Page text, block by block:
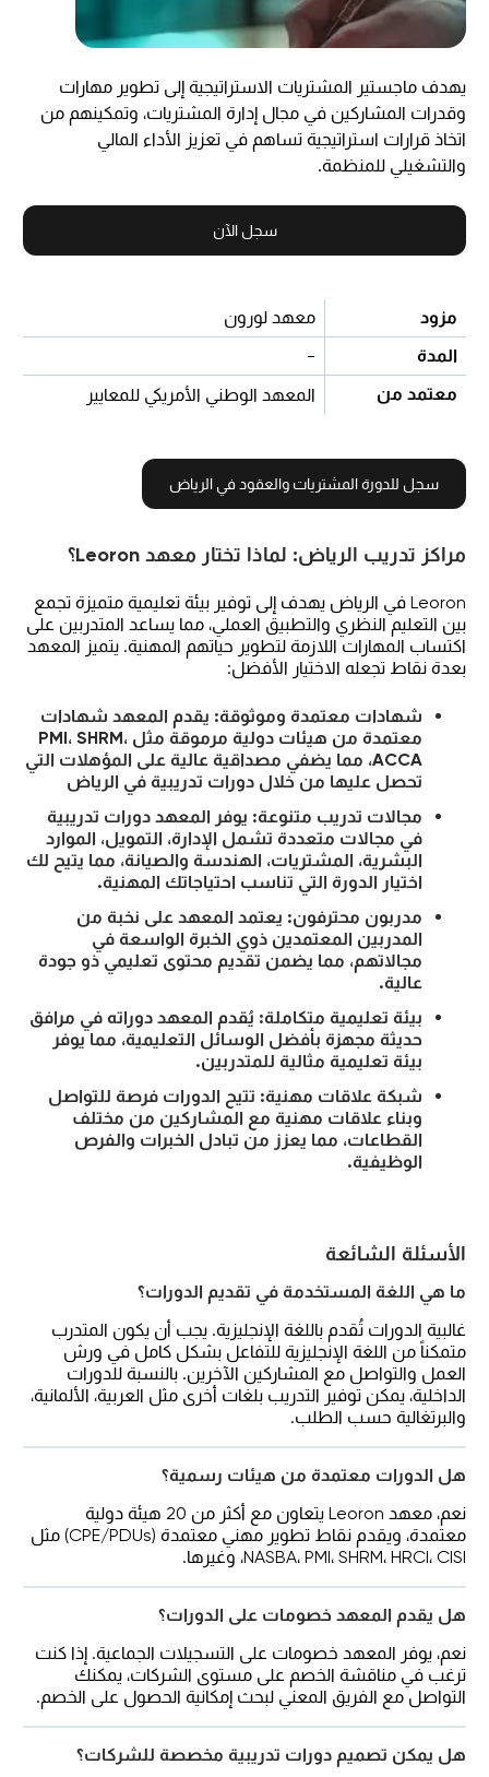
يهدف ماجستير المشتريات الاستراتيجية إلى تطوير مهارات
وقدرات المشاركين في مجال إدارة المشتريات، وتمكينهم من
اتخاذ قرارات استراتيجية تساهم في تعزيز الأداء المالي
والتشغيلي للمنظمة.
سجل الآن
مزود
معهد لورون
المدة
-
معتمد من
المعهد الوطني الأمريكي للمعايير
سجل للدورة المشتريات والعقود في الرياض
مراكز تدريب الرياض: لماذا تختار معهد Leoron؟
Leoron في الرياض يهدف إلى توفير بيئة تعليمية متميزة تجمع
بين التعليم النظري والتطبيق العملي، مما يساعد المتدربين على
اكتساب المهارات اللازمة لتطوير حياتهم المهنية. يتميز المعهد
بعدة نقاط تجعله الاختيار الأفضل:
شهادات معتمدة وموثوقة: يقدم المعهد شهادات
معتمدة من هيئات دولية مرموقة مثل PMI، SHRM،
ACCA، مما يضفي مصداقية عالية على المؤهلات التي
تحصل عليها من خلال دورات تدريبية في الرياض
مجالات تدريب متنوعة: يوفر المعهد دورات تدريبية
في مجالات متعددة تشمل الإدارة، التمويل، الموارد
البشرية، المشتريات، الهندسة والصيانة، مما يتيح لك
اختيار الدورة التي تناسب احتياجاتك المهنية.
مدربون محترفون: يعتمد المعهد على نخبة من
المدربين المعتمدين ذوي الخبرة الواسعة في
مجالاتهم، مما يضمن تقديم محتوى تعليمي ذو جودة
عالية.
بيئة تعليمية متكاملة: يُقدم المعهد دوراته في مرافق
حديثة مجهزة بأفضل الوسائل التعليمية، مما يوفر
بيئة تعليمية مثالية للمتدربين.
شبكة علاقات مهنية: تتيح الدورات فرصة للتواصل
وبناء علاقات مهنية مع المشاركين من مختلف
القطاعات، مما يعزز من تبادل الخبرات والفرص
الوظيفية.
الأسئلة الشائعة
ما هي اللغة المستخدمة في تقديم الدورات؟
غالبية الدورات تُقدم باللغة الإنجليزية. يجب أن يكون المتدرب
متمكناً من اللغة الإنجليزية للتفاعل بشكل كامل في ورش
العمل والتواصل مع المشاركين الآخرين. بالنسبة للدورات
الداخلية، يمكن توفير التدريب بلغات أخرى مثل العربية، الألمانية،
والبرتغالية حسب الطلب.
هل الدورات معتمدة من هيئات رسمية؟
نعم، معهد Leoron يتعاون مع أكثر من 20 هيئة دولية
معتمدة، ويقدم نقاط تطوير مهني معتمدة (CPE/PDUs) مثل
NASBA، PMI، SHRM، HRCI، CISI، وغيرها.
هل يقدم المعهد خصومات على الدورات؟
نعم، يوفر المعهد خصومات على التسجيلات الجماعية. إذا كنت
ترغب في مناقشة الخصم على مستوى الشركات، يمكنك
التواصل مع الفريق المعني لبحث إمكانية الحصول على الخصم.
هل يمكن تصميم دورات تدريبية مخصصة للشركات؟